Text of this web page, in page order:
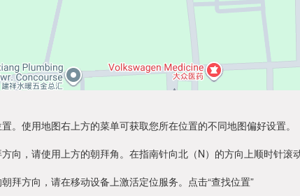
。使用地图右上方的菜单可获取您所在位置的不同地图偏好设置。
向，请使用上方的朝拜角。在指南针向北（N）的方向上顺时针滚
拜方向，请在移动设备上激活定位服务。点击“查找位置”